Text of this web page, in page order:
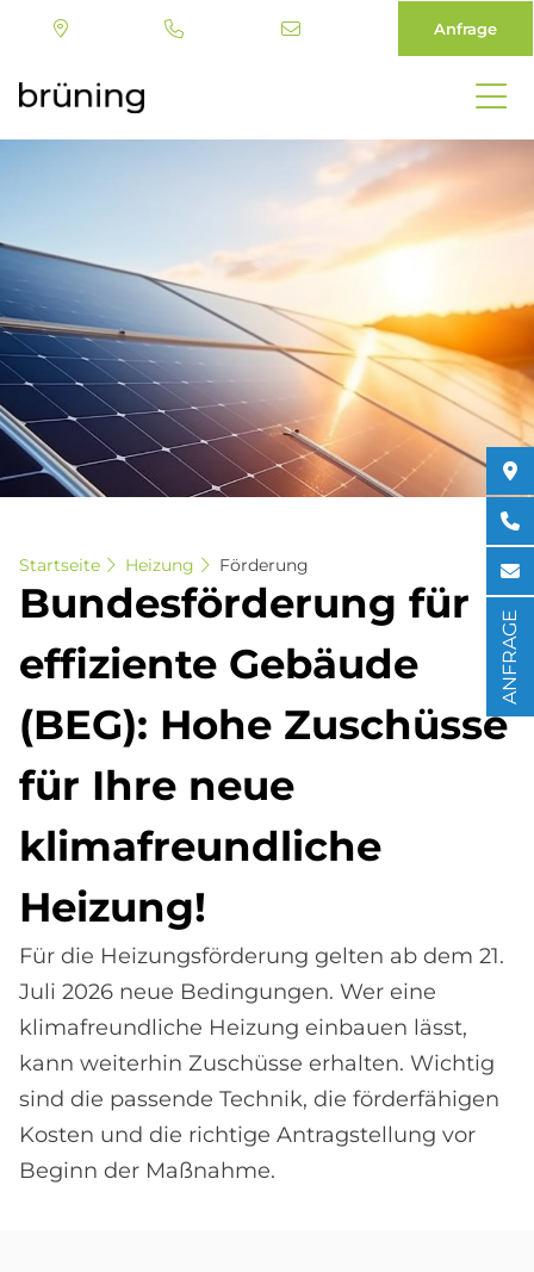
Anfrage
Startseite Heizung Förderung
Bun­des­för­de­rung für
ef­fi­zi­en­te Ge­bäu­de
(BEG): Hohe Zu­schüs­se
für Ihre neue
kli­ma­freund­li­che
Hei­zung!
Für die Heizungsförderung gelten ab dem 21.
Juli 2026 neue Bedingungen. Wer eine
klimafreundliche Heizung einbauen lässt,
kann weiterhin Zuschüsse erhalten. Wichtig
sind die passende Technik, die förderfähigen
Kosten und die richtige Antragstellung vor
Beginn der Maßnahme.
ANFRAGE